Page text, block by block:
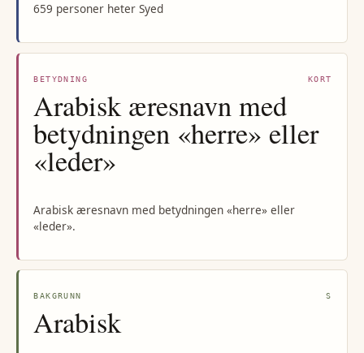
659 personer heter Syed
BETYDNING KORT
Arabisk æresnavn med
betydningen «herre» eller
«leder»
Arabisk æresnavn med betydningen «herre» eller
«leder».
BAKGRUNN S
Arabisk